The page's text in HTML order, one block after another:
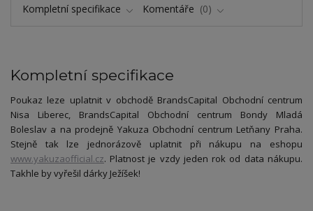
Kompletní specifikace Komentáře 0
Kompletní specifikace
Poukaz leze uplatnit v obchodě BrandsCapital Obchodní centrum
Nisa Liberec, BrandsCapital Obchodní centrum Bondy Mladá
Boleslav a na prodejně Yakuza Obchodní centrum Letňany Praha.
Stejně tak lze jednorázově uplatnit při nákupu na eshopu
www.yakuzaofficial.cz. Platnost je vzdy jeden rok od data nákupu.
Takhle by vyřešil dárky Ježíšek!